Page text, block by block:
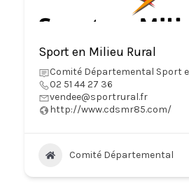
Sport en Milieu Rural
Comité Départemental Sport
02 51 44 27 36
vendee@sportrural.fr
http://www.cdsmr85.com/
Comité Départemental